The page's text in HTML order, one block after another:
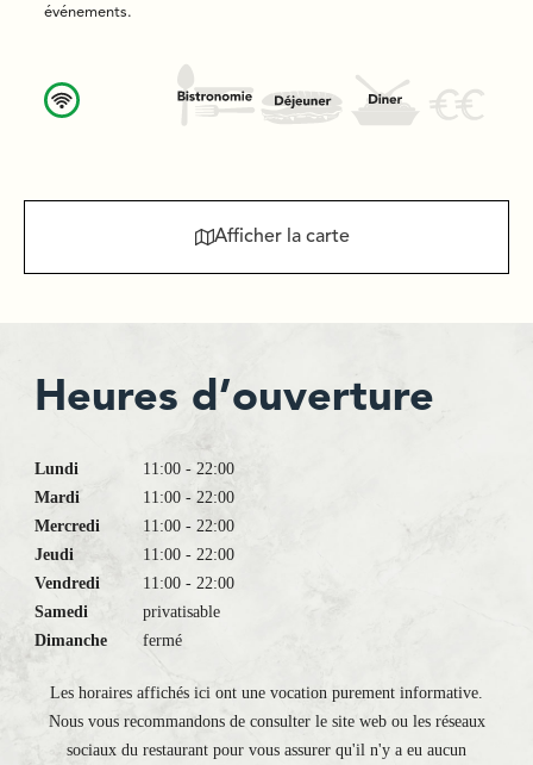
événements.
Afficher la carte
Heures d’ouverture
Lundi
11:00 - 22:00
Mardi
11:00 - 22:00
Mercredi
11:00 - 22:00
Jeudi
11:00 - 22:00
Vendredi
11:00 - 22:00
Samedi
privatisable
Dimanche
fermé
Les horaires affichés ici ont une vocation purement informative.
Nous vous recommandons de consulter le site web ou les réseaux
sociaux du restaurant pour vous assurer qu'il n'y a eu aucun